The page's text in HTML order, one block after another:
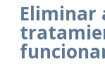
Eliminar